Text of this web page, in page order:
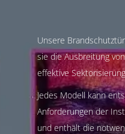
Unsere
sie die Ausbreitung
effektive
Jedes Modell kann
Anforderungen der
und enthält die